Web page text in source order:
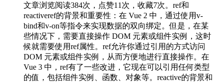
文章浏览阅读384次，点赞11次，收藏7次。ref和
reactiveref的背景和重要性：在 Vue 2 中，通过使用v-
bind和v-on等指令来实现数据的双向绑定。但是，在某
些情况下，需要直接操作 DOM 元素或组件实例，这时
候就需要使用ref属性。ref允许你通过引用的方式访问
DOM 元素或组件实例，从而方便地进行直接操作。在
Vue 3 中，ref有了一些改进，它现在可以引用任何类型
的值，包括组件实例、函数、对象等。reactive的背景和